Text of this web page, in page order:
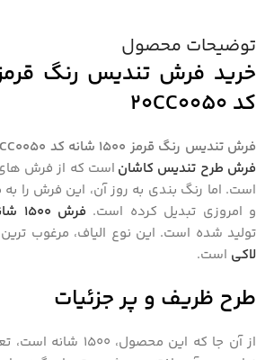
توضیحات محصول
کد 20CC0050
فرش تندیس رنگ قرمز 1500 شانه کد 20CC0050
فرش طرح تندیس کاشان است که از فرش
است. اما رنگ بندی به روز آن، این فرش را
و امروزی تبدیل کرده است. فرش 1500 شانه
تولید شده است. این نوع الیاف، مرغوب
لاکی است.
طرح ظریف و پر جزئیات
از آن جا که این محصول،